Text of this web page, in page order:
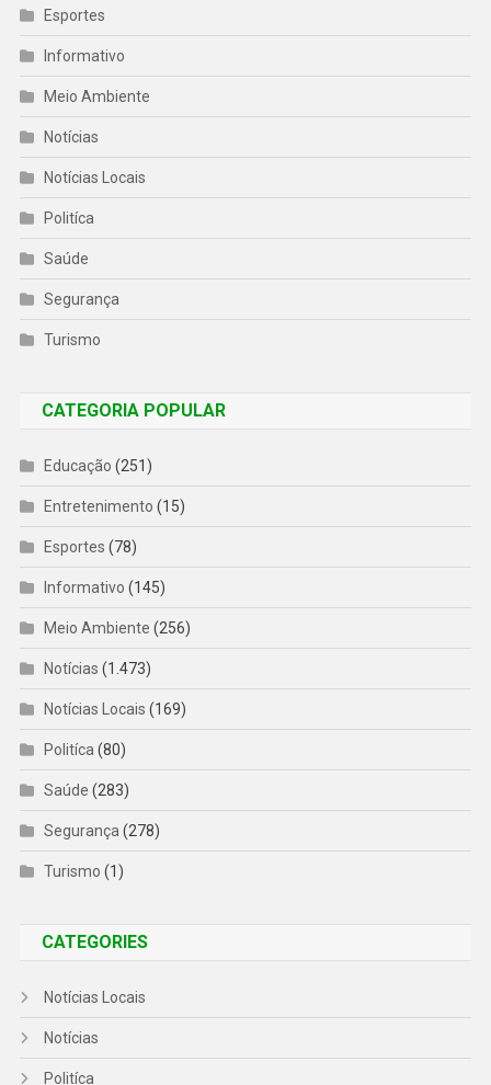
Esportes
Informativo
Meio Ambiente
Notícias
Notícias Locais
Politíca
Saúde
Segurança
Turismo
CATEGORIA POPULAR
Educação (251)
Entretenimento (15)
Esportes (78)
Informativo (145)
Meio Ambiente (256)
Notícias (1.473)
Notícias Locais (169)
Politíca (80)
Saúde (283)
Segurança (278)
Turismo (1)
CATEGORIES
Notícias Locais
Notícias
Politíca